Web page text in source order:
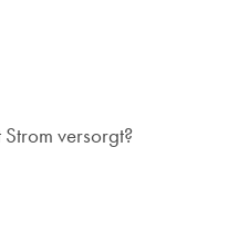
versorgt?